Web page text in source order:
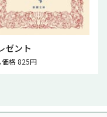
ゼント
価格 825円